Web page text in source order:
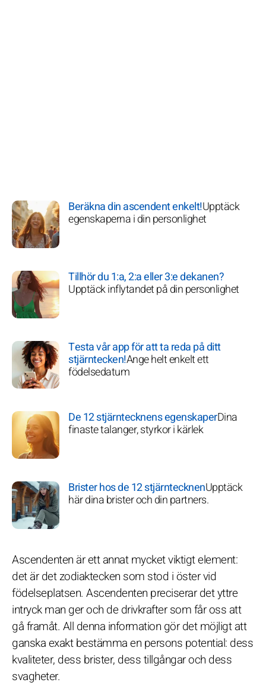
Beräkna din ascendent enkelt!Upptäck
egenskaperna i din personlighet
Tillhör du 1:a, 2:a eller 3:e dekanen?
Upptäck inflytandet på din personlighet
Testa vår app för att ta reda på ditt
stjärntecken!Ange helt enkelt ett
födelsedatum
De 12 stjärntecknens egenskaperDina
finaste talanger, styrkor i kärlek
Brister hos de 12 stjärntecknenUpptäck
här dina brister och din partners.
Ascendenten är ett annat mycket viktigt element:
det är det zodiaktecken som stod i öster vid
födelseplatsen. Ascendenten preciserar det yttre
intryck man ger och de drivkrafter som får oss att
gå framåt. All denna information gör det möjligt att
ganska exakt bestämma en persons potential: dess
kvaliteter, dess brister, dess tillgångar och dess
svagheter.